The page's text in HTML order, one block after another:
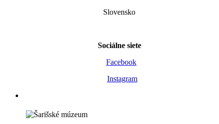
Slovensko
Sociálne siete
Facebook
Instagram